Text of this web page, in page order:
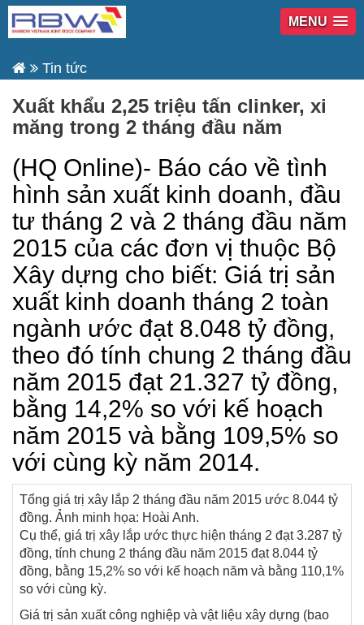
MENU
Tin tức
Xuất khẩu 2,25 triệu tấn clinker, xi
măng trong 2 tháng đầu năm
(HQ Online)- Báo cáo về tình
hình sản xuất kinh doanh, đầu
tư tháng 2 và 2 tháng đầu năm
2015 của các đơn vị thuộc Bộ
Xây dựng cho biết: Giá trị sản
xuất kinh doanh tháng 2 toàn
ngành ước đạt 8.048 tỷ đồng,
theo đó tính chung 2 tháng đầu
năm 2015 đạt 21.327 tỷ đồng,
bằng 14,2% so với kế hoạch
năm 2015 và bằng 109,5% so
với cùng kỳ năm 2014.
Tổng giá trị xây lắp 2 tháng đầu năm 2015 ước 8.044 tỷ
đồng. Ảnh minh họa: Hoài Anh.
Cụ thể, giá trị xây lắp ước thực hiện tháng 2 đạt 3.287 tỷ
đồng, tính chung 2 tháng đầu năm 2015 đạt 8.044 tỷ
đồng, bằng 15,2% so với kế hoạch năm và bằng 110,1%
so với cùng kỳ.
Giá trị sản xuất công nghiệp và vật liệu xây dựng (bao